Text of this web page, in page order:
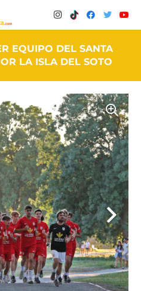
EQUIPO DEL SANTA
LA ISLA DEL SOTO